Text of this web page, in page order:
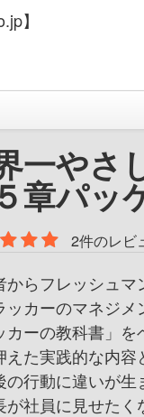
】
一やさ
章パッ
2件のレビ
からフレッシュ
ッカーのマネジ
カーの教科書」
えた実践的な内容
の行動に違いが
が社員に見せたく